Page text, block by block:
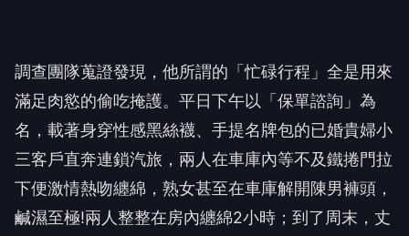
調查團隊蒐證發現，他所謂的「忙碌行程」全是用來
滿足肉慾的偷吃掩護。平日下午以「保單諮詢」為
名，載著身穿性感黑絲襪、手提名牌包的已婚貴婦小
三客戶直奔連鎖汽旅，兩人在車庫內等不及鐵捲門拉
下便激情熱吻纏綿，熟女甚至在車庫解開陳男褲頭，
鹹濕至極!兩人整整在房內纏綿2小時；到了周末，丈